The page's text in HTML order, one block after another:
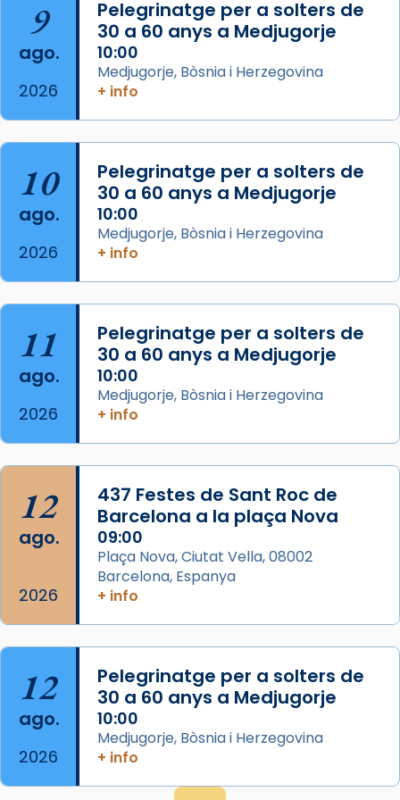
Mataró en reivindicarà les relíq
...Ver más
Foto
View on Facebook
Jaume, fill de Zebedeu, és juntament amb el
seu germà Joan i Pere un dels que
acompanyava més de prop Jesús.
Segons el llibre dels Fets (12,2) fou el primer
apòstol màrtir, decapitat a Jerusalem per
Herodes Agripa (vers l'any 44).
Patró de Galícia, després de les invasions
musulmanes fou venerat com a patró dels
Regnes castellans i més tard de tota
Espanya.
View on Facebook · Share
9
ago.
2026
Pelegrinatge per a solters de
30 a 60 anys a Medjugorje
10:00
Medjugorje, Bòsnia i Herzegovina
+ info
10
ago.
2026
Pelegrinatge per a solters de
30 a 60 anys a Medjugorje
10:00
Medjugorje, Bòsnia i Herzegovina
+ info
11
ago.
2026
Pelegrinatge per a solters de
30 a 60 anys a Medjugorje
10:00
Medjugorje, Bòsnia i Herzegovina
+ info
12
ago.
2026
437 Festes de Sant Roc de
Barcelona a la plaça Nova
09:00
Plaça Nova, Ciutat Vella, 08002
Barcelona, Espanya
+ info
12
ago.
2026
Pelegrinatge per a solters de
30 a 60 anys a Medjugorje
10:00
Medjugorje, Bòsnia i Herzegovina
+ info